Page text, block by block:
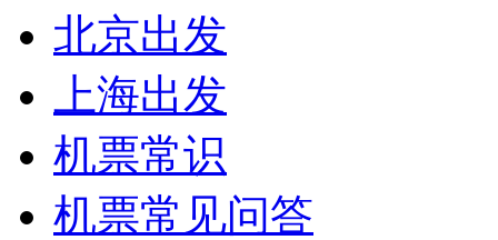
北京出发
上海出发
机票常识
机票常见问答